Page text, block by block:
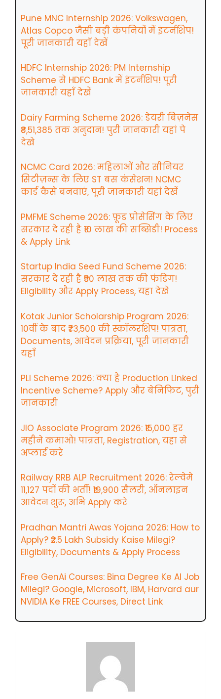
Pune MNC Internship 2026: Volkswagen,
Atlas Copco जैसी बड़ी कंपनियों में इंटर्नशिप!
पूरी जानकारी यहाँ देखें
HDFC Internship 2026: PM Internship
Scheme से HDFC Bank में इंटर्नशिप! पूरी
जानकारी यहाँ देखें
Dairy Farming Scheme 2026: डेयरी बिज़नेस
₹8,51,385 तक अनुदान! पुरी जानकारी यहां पे
देखे
NCMC Card 2026: महिलाओं और सीनियर
सिटीज़न्स के लिए ST बस कंसेशन! NCMC
कार्ड कैसे बनवाएं, पूरी जानकारी यहां देखें
PMFME Scheme 2026: फ़ूड प्रोसेसिंग के लिए
सरकार दे रही है ₹10 लाख की सब्सिडी! Process
& Apply Link
Startup India Seed Fund Scheme 2026:
सरकार दे रही है ₹50 लाख तक की फंडिंग!
Eligibility और Apply Process, यहा देखे
Kotak Junior Scholarship Program 2026:
10वीं के बाद ₹73,500 की स्कॉलरशिप! पात्रता,
Documents, आवेदन प्रक्रिया, पूरी जानकारी
यहाँ
PLI Scheme 2026: क्या है Production Linked
Incentive Scheme? Apply और बेनिफिट, पुरी
जानकारी
JIO Associate Program 2026: ₹15,000 हर
महीने कमाओ! पात्रता, Registration, यहा से
अप्लाई करे
Railway RRB ALP Recruitment 2026: रेल्वेमे
11,127 पदों की भर्ती! ₹19,900 सैलरी, ऑनलाइन
आवेदन शुरू, अभि Apply करे
Pradhan Mantri Awas Yojana 2026: How to
Apply? ₹2.5 Lakh Subsidy Kaise Milegi?
Eligibility, Documents & Apply Process
Free GenAi Courses: Bina Degree Ke AI Job
Milegi? Google, Microsoft, IBM, Harvard aur
NVIDIA Ke FREE Courses, Direct Link